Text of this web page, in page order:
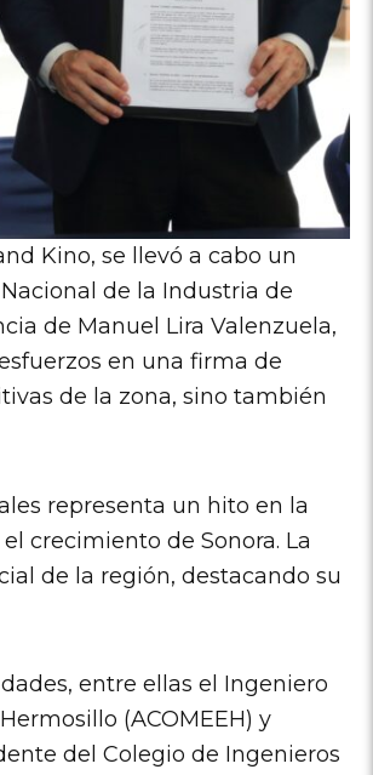
Kino, se llevó a cabo un
de la Industria de
de Manuel Lira Valenzuela,
en una firma de
de la zona, sino también
representa un hito en la
crecimiento de Sonora. La
de la región, destacando su
entre ellas el Ingeniero
(ACOMEEH) y
del Colegio de Ingenieros